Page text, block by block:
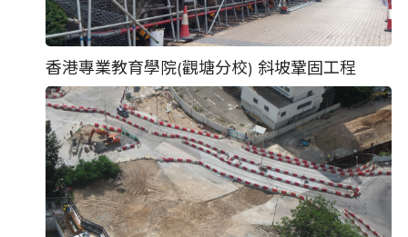
香港專業教育學院(觀塘分校) 斜坡鞏固工程